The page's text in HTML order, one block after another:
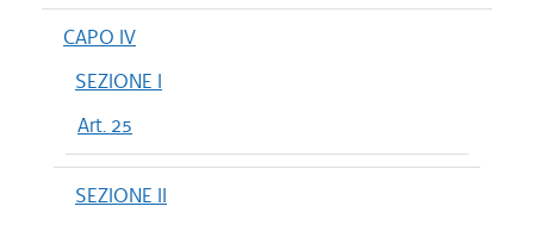
CAPO IV
SEZIONE I
Art. 25
SEZIONE II